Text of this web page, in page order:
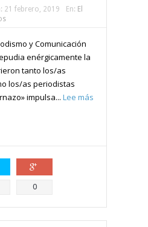
21 febrero, 2019 En: El
y Comunicación
enérgicamente la
tanto los/as
los/as periodistas
impulsa... Lee más
Compartir
0